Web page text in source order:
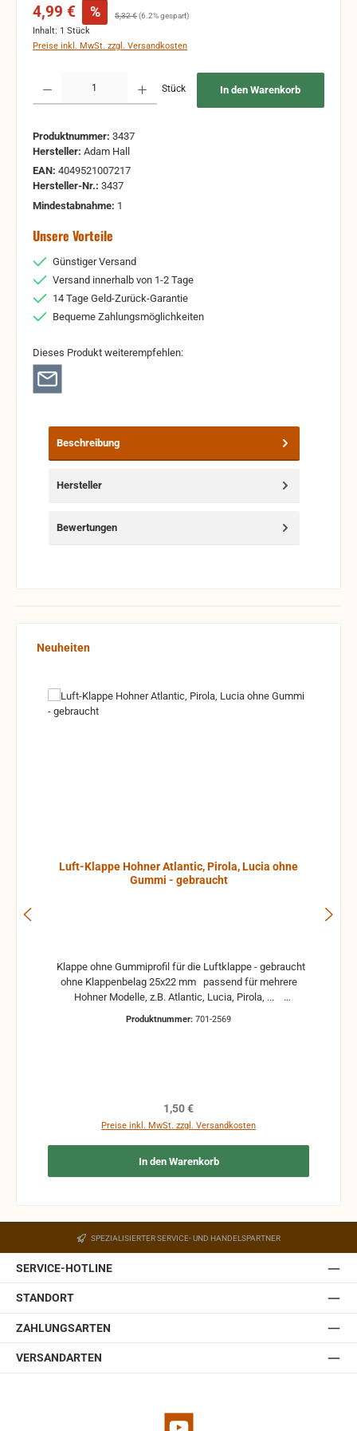
Verkaufspreis:
4,99 € % Regulärer Preis:
5,32 €(6.2% gespart)
Inhalt: 1 Stück
Preise inkl. MwSt. zzgl. Versandkosten
Stück In den Warenkorb
Produktnummer: 3437
Hersteller: Adam Hall
EAN: 4049521007217
Hersteller-Nr.: 3437
Mindestabnahme: 1
Unsere Vorteile
Günstiger Versand
Versand innerhalb von 1-2 Tage
14 Tage Geld-Zurück-Garantie
Bequeme Zahlungsmöglichkeiten
Dieses Produkt weiterempfehlen:
Beschreibung
Hersteller
Bewertungen
Produktgalerie überspringen
Neuheiten
Luft-Klappe Hohner Atlantic, Pirola, Lucia ohne
Gummi - gebraucht
ohne Klappenbelag 25x22 mm passend für mehrere
Hohner Modelle, z.B. Atlantic, Lucia, Pirola, ...
gebrauchte Teile können optische Beschädigungen
Funktion nicht mehr gewährleistet werden und die
Produktnummer: 701-2569
Regulärer Preis:
1,50 €
Preise inkl. MwSt. zzgl. Versandkosten
In den Warenkorb
SPEZIALISIERTER SERVICE- UND HANDELSPARTNER
SERVICE-HOTLINE
STANDORT
ZAHLUNGSARTEN
VERSANDARTEN